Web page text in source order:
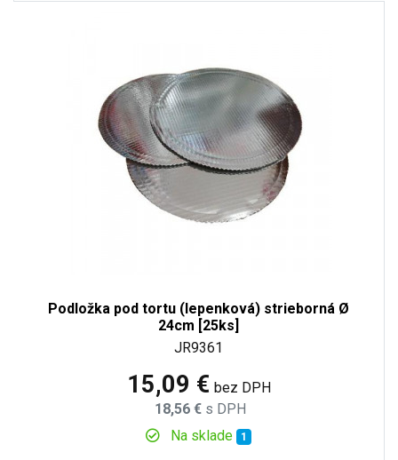
Podložka pod tortu (lepenková) strieborná Ø
24cm [25ks]
JR9361
15,09 € bez DPH
18,56 € s DPH
Na sklade 1